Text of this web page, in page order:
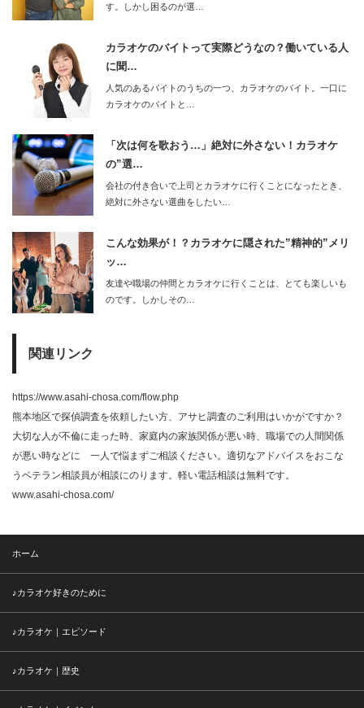
す。しかし困るのが選…
カラオケのバイトって実際どうなの？働いている人
に聞…
人気のあるバイトのうちの一つ、カラオケのバイト。一口に
カラオケのバイトと…
「次は何を歌おう…」絶対に外さない！カラオケ
の”選…
会社の付き合いで上司とカラオケに行くことになったとき、
絶対に外さない選曲をしたい…
こんな効果が！？カラオケに隠された”精神的”メリ
ッ…
友達や職場の仲間とカラオケに行くことは、とても楽しいも
のです。しかしその…
関連リンク
https://www.asahi-chosa.com/flow.php
熊本地区で探偵調査を依頼したい方、アサヒ調査のご利用はいかがですか？
大切な人が不倫に走った時、家庭内の家族関係が悪い時、職場での人間関係
が悪い時などに 一人で悩まずご相談ください。適切なアドバイスをおこな
うベテラン相談員が相談にのります。軽い電話相談は無料です。
www.asahi-chosa.com/
ホーム
♪カラオケ好きのために
♪カラオケ｜エピソード
♪カラオケ｜歴史